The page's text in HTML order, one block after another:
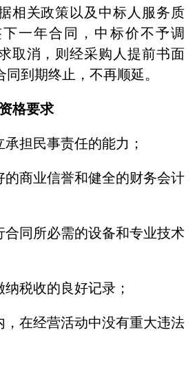
相关政策以及中标人服务质
一年合同，中标价不予调
取消，则经采购人提前书面
到期终止，不再顺延。
格要求
承担民事责任的能力；
的商业信誉和健全的财务会计
合同所必需的设备和专业技术
纳税收的良好记录；
，在经营活动中没有重大违法